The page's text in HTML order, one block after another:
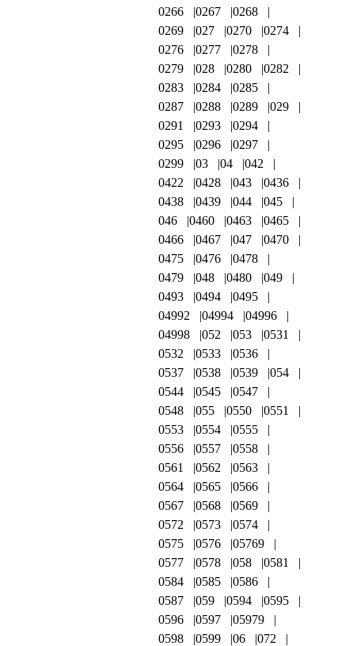
0266
0267
0268
0269
027 0270
0274
0276
0277
0278
0279
028 0280
0282
0283
0284
0285
0287
0288 0289
029
0291
0293
0294
0295
0296
0297
0299
03 04
042
0422
0428 043
0436
0438
0439 044
045
046
0460 0463
0465
0466
0467 047
0470
0475
0476
0478
0479
048 0480
049
0493
0494
0495
04992
04994
04996
04998
052 053
0531
0532
0533
0536
0537
0538 0539
054
0544
0545
0547
0548
055 0550
0551
0553
0554
0555
0556
0557
0558
0561
0562
0563
0564
0565
0566
0567
0568
0569
0572
0573
0574
0575
0576
05769
0577
0578 058
0581
0584
0585
0586
0587
059 0594
0595
0596
0597
05979
0598
0599 06
072